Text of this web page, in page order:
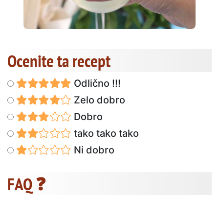
Ocenite ta recept
Odlično !!!
Zelo dobro
Dobro
tako tako tako
Ni dobro
FAQ ❓